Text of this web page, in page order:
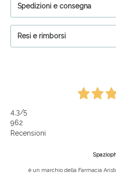
Spedizioni e consegna
Resi e rimborsi
4,3/5
962
Recensioni
è un marchio della Farmacia